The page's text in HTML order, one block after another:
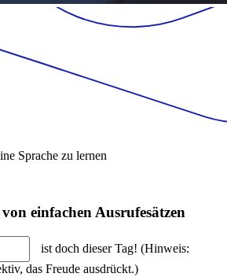
Sprache zu lernen
einfachen Ausrufesätzen
ist doch dieser Tag! (Hinweis:
das Freude ausdrückt.)